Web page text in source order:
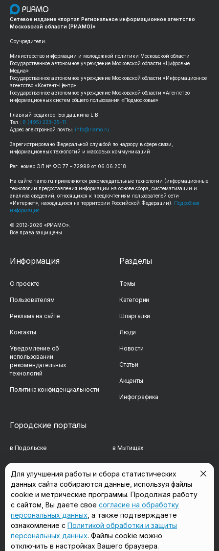
Сетевое издание «портал Региональное информационное агентство
Московской области (РИАМО)»
Соучредители:
Министерство информации и молодежной политики Московской области
Государственное автономное учреждение Московской области «Цифровые
Медиа»
Государственное автономное учреждение Московской области «Информационное
агентство «Контент-Центр»
Государственное автономное учреждение Московской области «Агентство
информационных систем общего пользования «Подмосковье»
Главный редактор: Богдашкина Е.В.
Тел.: 8 (495) 223-35-11
Адрес электронной почты: info@riamo.ru
Зарегистрировано Федеральной службой по надзору в сфере связи,
информационных технологий и массовых коммуникаций
Рег. номер ЭЛ № ФС 77 – 72999 от 06.06.2018
На сайте riamo.ru применяются рекомендательные технологии (информационные
технологии предоставления информации на основе сбора, систематизации и
анализа сведений, относящихся к предпочтениям пользователей сети
«Интернет», находящихся на территории Российской Федерации). Подробная
информация
© 2012-2026 «РИАМО».
Все права защищены
Информация
О проекте
Пользователям
Реклама на сайте
Контакты
Уведомление об
использовании
рекомендательных
технологий
Политика конфиденциальности
Разделы
Темы
Категории
Шпаргалки
Люди
Новости
Статьи
Акценты
Инфографика
Городские порталы
в Подольске в Мытищах
в Сергиевом Посаде в Люберцах
в Красногорске в Королёве
в Домодедово в Щёлково
Мы в соцсетях
Для улучшения работы и сбора статистических
данных сайта собираются данные, используя файлы
cookie и метрические программы. Продолжая работу
с сайтом, Вы даете свое согласие на обработку
персональных данных , а также подтверждаете
ознакомление с Политикой обработки и защиты
персональных данных. Файлы cookie можно
отключить в настройках Вашего браузера.